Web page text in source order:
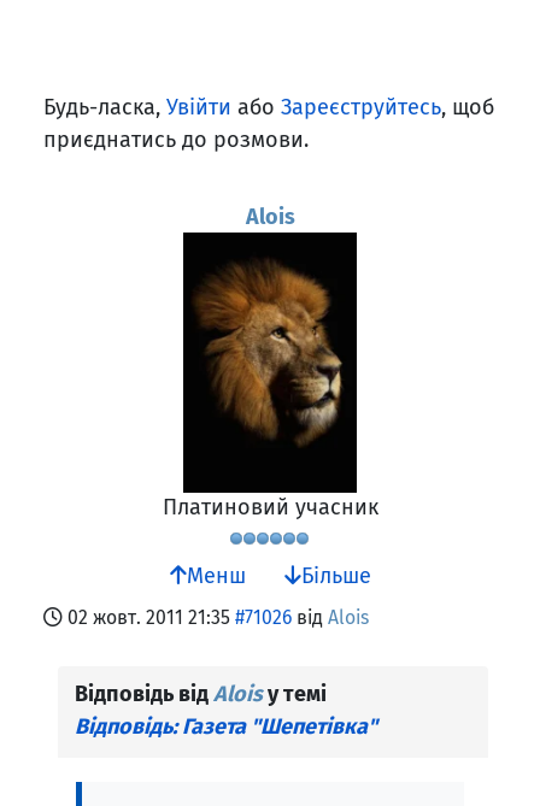
Будь-ласка, Увійти або Зареєструйтесь, щоб
приєднатись до розмови.
Alois
Платиновий учасник
Менш Більше
02 жовт. 2011 21:35 #71026 від Alois
Відповідь відAloisу темі
Відповідь: Газета "Шепетівка"